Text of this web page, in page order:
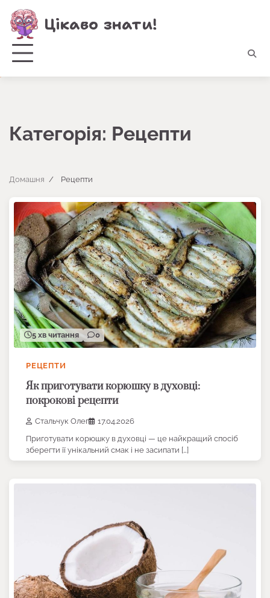
Перейти
до
вмісту
Цікаво знати!
Категорія: Рецепти
Домашня Рецепти
5 хв читання 0
РЕЦЕПТИ
Як приготувати корюшку в духовці:
покрокові рецепти
Стальчук Олег
17.04.2026
Приготувати корюшку в духовці — це найкращий спосіб
зберегти її унікальний смак і не засипати […]